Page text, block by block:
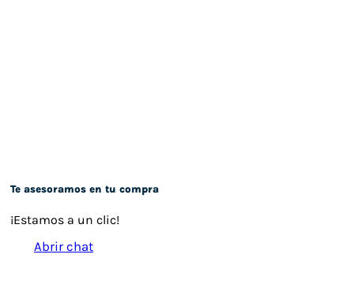
Te asesoramos en tu compra
¡Estamos a un clic!
Abrir chat